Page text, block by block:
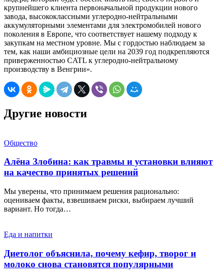
крупнейшего клиента первоначальной продукции нового
завода, высококлассными углеродно-нейтральными
аккумуляторными элементами для электромобилей нового
поколения в Европе, что соответствует нашему подходу к
закупкам на местном уровне. Мы с гордостью наблюдаем за
тем, как наши амбициозные цели на 2039 год подкрепляются
приверженностью CATL к углеродно-нейтральному
производству в Венгрии».
Другие новости
Общество
Алёна Злобина: как травмы и установки влияют
на качество принятых решений
Мы уверены, что принимаем решения рационально:
оцениваем факты, взвешиваем риски, выбираем лучший
вариант. Но тогда…
Еда и напитки
Диетолог объяснила, почему кефир, творог и
молоко снова становятся популярными